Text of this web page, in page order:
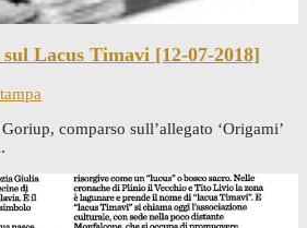
Lacus Timavi [12-07-2018]
comparso sull’allegato ‘Origami’